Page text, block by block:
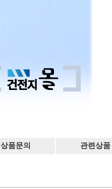
상품문의 관련상품